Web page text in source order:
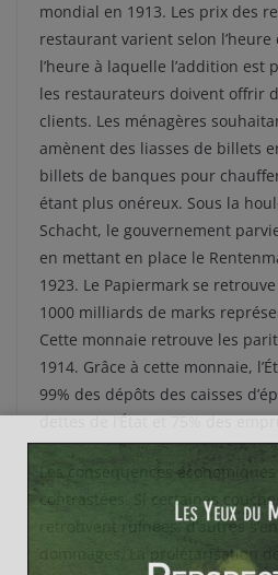
mondial en 1913. Les prix des
restaurant varient selon
l’heure à laquelle l’addition est
les restaurateurs doivent offrir
clients. Les ménagères
amènent des liasses de billets
billets de banques pour
étant plus onéreux. Sous la
Schacht, le gouvernement
en mettant en place le
1923. Le Papiermark se
1000 milliards de marks
Cette monnaie retrouve les
1914. Grâce à cette monnaie,
99% des dépôts des caisses
dettes de l’État et 75% des
Les conséquences économiques
contrastées. Si certaines
retrouvent ruinées, d’autres
dommages. La prolétarisation